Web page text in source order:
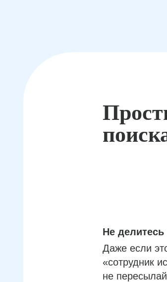
Не
Даже если
«сотрудник
не